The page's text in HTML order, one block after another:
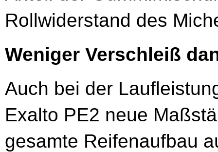
Rollwiderstand des
Weniger Verschleiß
Auch bei der
Exalto PE2 neue
gesamte Reifenaufbau